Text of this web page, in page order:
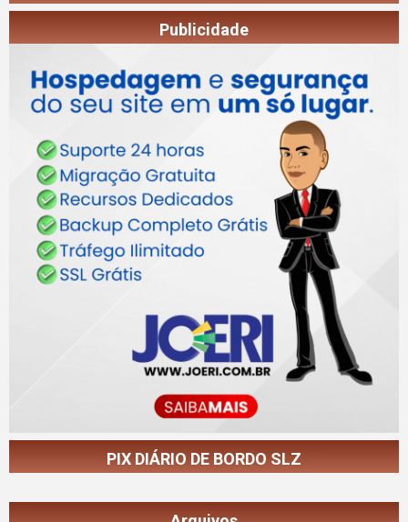
Publicidade
PIX DIÁRIO DE BORDO SLZ